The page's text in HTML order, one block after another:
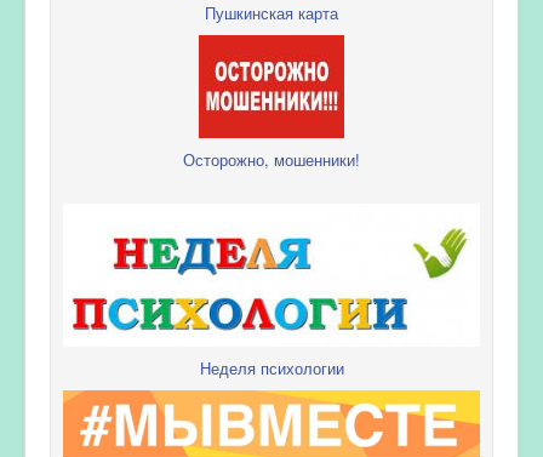
Пушкинская карта
Осторожно, мошенники!
Неделя психологии